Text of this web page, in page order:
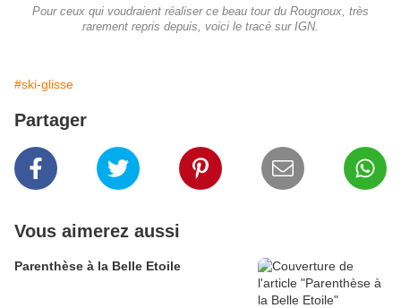
Pour ceux qui voudraient réaliser ce beau tour du Rougnoux, très
rarement repris depuis, voici le tracé sur IGN.
#ski-glisse
Partager
Vous aimerez aussi
Parenthèse à la Belle Etoile